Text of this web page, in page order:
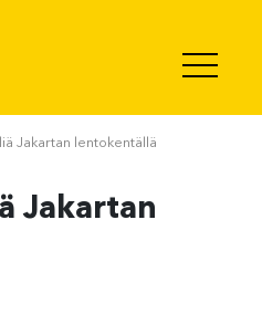
Jakartan lentokentällä
Jakartan